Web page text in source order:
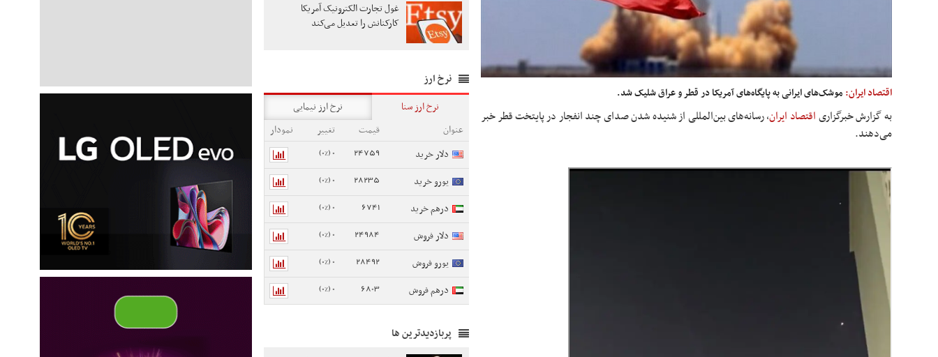
اقتصاد ایران: موشک‌های ایرانی به پایگاه‌های آمریکا در قطر و عراق شلیک شد.
به گزارش خبرگزاریاقتصاد ایران،رسانه‌های بین‌المللی از شنیده شدن صدای چند انفجار در پایتخت قطر خبر
می‌دهند.
غول تجارت الکترونیک آمریکا
کارکنانش را تعدیل می‌کند
نرخ ارز
نرخ ارز سنا
نرخ ارز نیمایی
عنوان
قیمت تغییر
نمودار
دلار خرید
24759
0 (0%)
یورو خرید 28235
0 (0%)
درهم خرید 6741
0 (0%)
دلار فروش 24984
0 (0%)
یورو فروش 28492
0 (0%)
درهم فروش 6803
0 (0%)
پربازدیدترین ها